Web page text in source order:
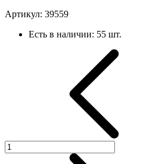
Артикул: 39559
Есть в наличии: 55 шт.